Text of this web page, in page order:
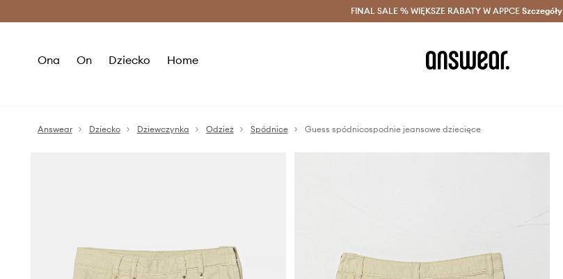
Oszczędzaj z Answear Club > Dostawa nawet w 24h >
FINAL SALE % WIĘKSZE RABATY W APPCE Szczegóły
Ona On Dziecko Home
Answear Dziecko Dziewczynka Odzież Spódnice Guess spódnicospodnie jeansowe dziecięce